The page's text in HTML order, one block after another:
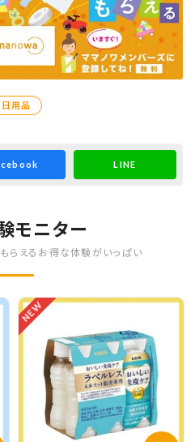
用品
LINE
モニター
らえるお得な体験がいっぱい
NEW